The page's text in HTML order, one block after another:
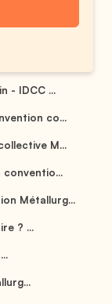
- IDCC ...
co...
M...
Métallurg...
? ...